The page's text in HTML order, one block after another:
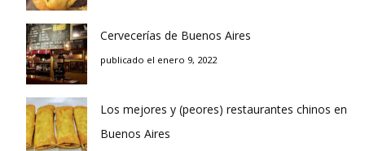
Cervecerías de Buenos Aires
publicado el enero 9, 2022
Los mejores y (peores) restaurantes chinos en
Buenos Aires